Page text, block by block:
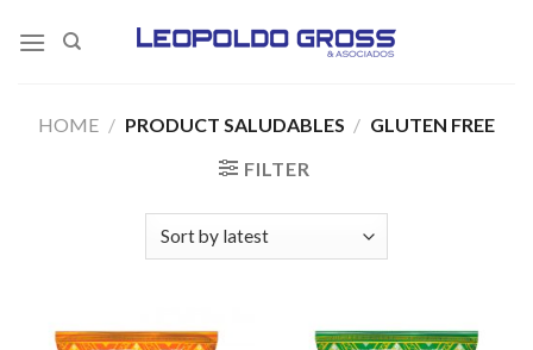
HOME / PRODUCT SALUDABLES / GLUTEN FREE
FILTER